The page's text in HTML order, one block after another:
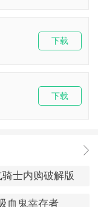
下载
下载
骑士内购破解版
血鬼幸存者